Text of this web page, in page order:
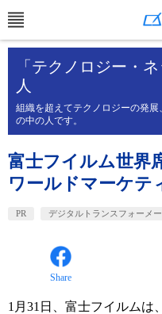
「テクノロジー・
人
組織を超えてテクノロジーの発
の中の人です。
富士フイルム世界
ワールドマーケテ
PR デジタルトランスフォーメ
Share
1月31日、富士フイルムは